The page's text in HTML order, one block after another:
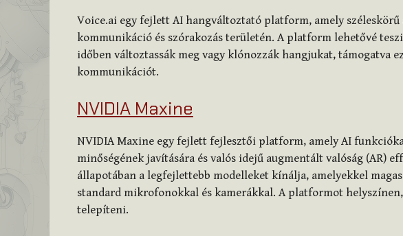
Voice.ai egy fejlett AI hangváltoztató platform, amely
kommunikáció és szórakozás területén. A platform lehetővé
időben változtassák meg vagy klónozzák hangjukat, támogatva
kommunikációt.
NVIDIA Maxine
NVIDIA Maxine egy fejlett fejlesztői platform, amely AI
minőségének javítására és valós idejű augmentált valóság (AR)
állapotában a legfejlettebb modelleket kínálja, amelyekkel
standard mikrofonokkal és kamerákkal. A platformot
telepíteni.